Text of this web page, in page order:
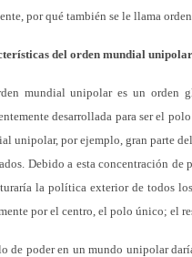
por qué también se le llama
del orden mundial unipolar
mundial unipolar es un orden
desarrollada para ser el
unipolar, por ejemplo, gran parte
Debido a esta concentración
la política exterior de todos
por el centro, el polo único; el
de poder en un mundo unipolar